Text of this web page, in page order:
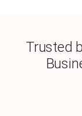
Trusted